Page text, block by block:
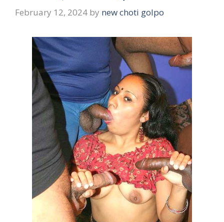
February 12, 2024 by new choti golpo